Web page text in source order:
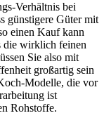
Verhältnis bei
günstigere Güter mit
einen Kauf kann
die wirklich feinen
Sie also mit
großartig sein
Modelle, die vor
ist
Rohstoffe.